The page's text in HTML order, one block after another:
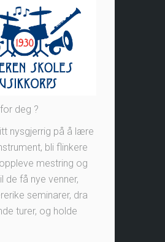
deg ?
nysgjerrig på å lære
bli flinkere
mestring og
de få nye venner,
seminarer, dra
turer, og holde